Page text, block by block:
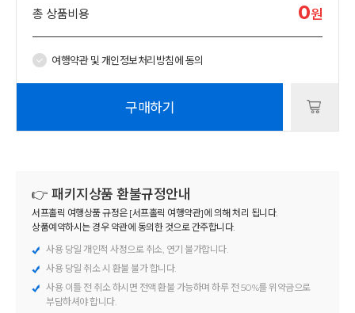
총 상품비용 0원
여행약관 및 개인정보처리방침에 동의
구매하기
👉 패키지상품 환불규정안내
서프홀릭 여행상품 규정은 [서프홀릭 여행약관]에 의해 처리 됩니다.
상품예약하시는 경우 약관에 동의한 것으로 간주합니다.
사용 당일 개인적 사정으로 취소, 연기 불가합니다.
사용 당일 취소 시 환불 불가 합니다.
사용 이틀 전 취소 하시면 전액 환불 가능하며 하루 전 50%를 위약금으로
부담하셔야 합니다.